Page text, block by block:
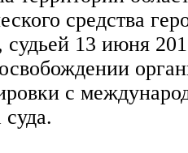
средства
судьей 13 июня
с